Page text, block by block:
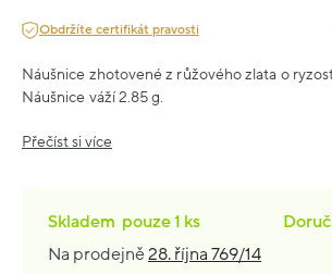
Obdržíte certifikát pravosti
Náušnice zhotovené z růžového zlata o
Náušnice váží 2.85 g.
Přečíst si více
Skladem pouze1 ks
Na prodejně28. října 769/14